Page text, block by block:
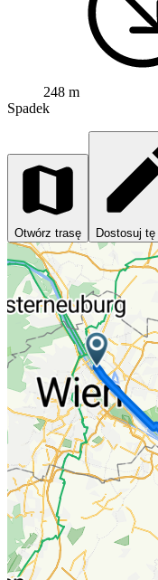
248 m
Spadek
Otwórz trasę Dostosuj